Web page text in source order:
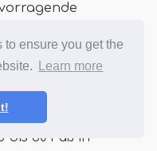
ensure you get the
Learn more
s.
-Bäume?
Bäume
die direkt im Boden
bis 30 Fuß in